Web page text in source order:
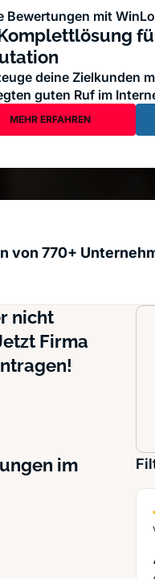
Bewertungen mit
deine Zielkunden
guten Ruf im
MEHR ERFAHREN
von 770+
nicht
Firma
im